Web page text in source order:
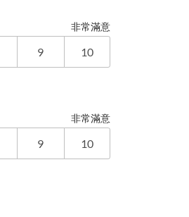
非常滿意
9 10
非常滿意
9 10